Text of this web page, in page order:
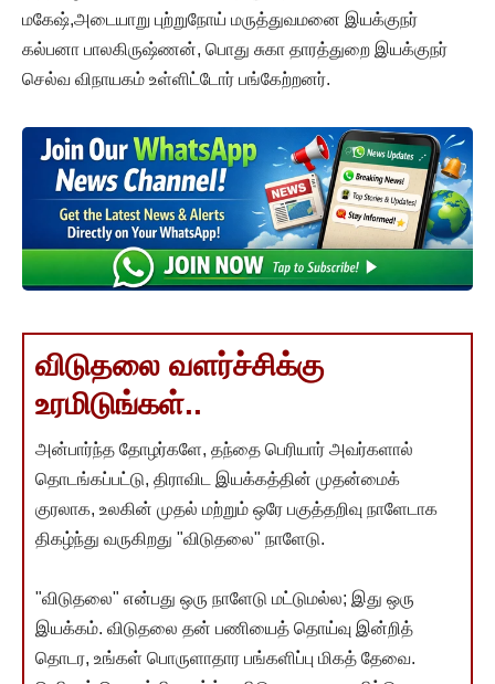
மகேஷ்,அடையாறு புற்றுநோய் மருத்துவமனை இயக்குநர்
கல்பனா பாலகிருஷ்ணன், பொது சுகா தாரத்துறை இயக்குநர்
செல்வ விநாயகம் உள்ளிட்டோர் பங்கேற்றனர்.
விடுதலை வளர்ச்சிக்கு
உரமிடுங்கள்..
அன்பார்ந்த தோழர்களே, தந்தை பெரியார் அவர்களால்
தொடங்கப்பட்டு, திராவிட இயக்கத்தின் முதன்மைக்
குரலாக, உலகின் முதல் மற்றும் ஒரே பகுத்தறிவு நாளேடாக
திகழ்ந்து வருகிறது "விடுதலை" நாளேடு.
"விடுதலை" என்பது ஒரு நாளேடு மட்டுமல்ல; இது ஒரு
இயக்கம். விடுதலை தன் பணியைத் தொய்வு இன்றித்
தொடர, உங்கள் பொருளாதார பங்களிப்பு மிகத் தேவை.